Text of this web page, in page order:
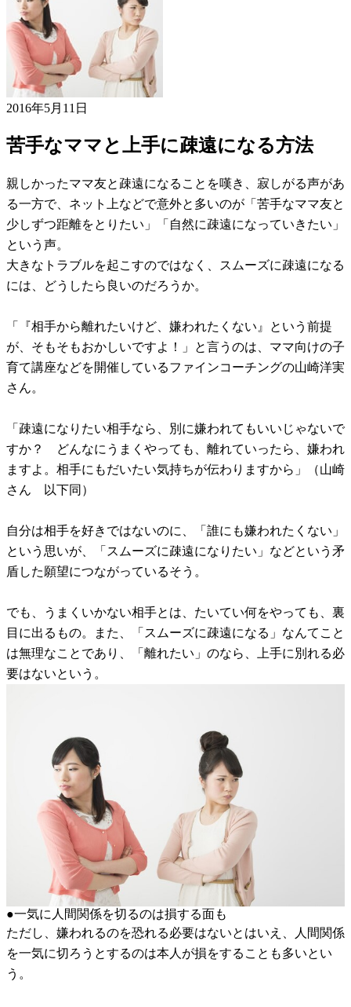
2016年5月11日
苦手なママと上手に疎遠になる方法
親しかったママ友と疎遠になることを嘆き、寂しがる声があ
る一方で、ネット上などで意外と多いのが「苦手なママ友と
少しずつ距離をとりたい」「自然に疎遠になっていきたい」
という声。
大きなトラブルを起こすのではなく、スムーズに疎遠になる
には、どうしたら良いのだろうか。
「『相手から離れたいけど、嫌われたくない』という前提
が、そもそもおかしいですよ！」と言うのは、ママ向けの子
育て講座などを開催しているファインコーチングの山崎洋実
さん。
「疎遠になりたい相手なら、別に嫌われてもいいじゃないで
すか？ どんなにうまくやっても、離れていったら、嫌われ
ますよ。相手にもだいたい気持ちが伝わりますから」（山崎
さん 以下同）
自分は相手を好きではないのに、「誰にも嫌われたくない」
という思いが、「スムーズに疎遠になりたい」などという矛
盾した願望につながっているそう。
でも、うまくいかない相手とは、たいてい何をやっても、裏
目に出るもの。また、「スムーズに疎遠になる」なんてこと
は無理なことであり、「離れたい」のなら、上手に別れる必
要はないという。
●一気に人間関係を切るのは損する面も
ただし、嫌われるのを恐れる必要はないとはいえ、人間関係
を一気に切ろうとするのは本人が損をすることも多いとい
う。